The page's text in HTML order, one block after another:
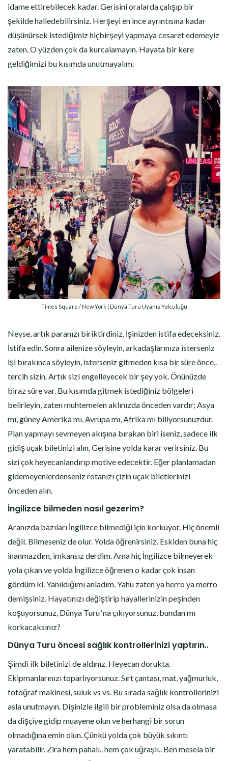
idame ettirebilecek kadar. Gerisini oralarda çalışıp bir
şekilde halledebilirsiniz. Herşeyi en ince ayrıntısına kadar
düşünürsek istediğimiz hiçbirşeyi yapmaya cesaret edemeyiz
zaten. O yüzden çok da kurcalamayın. Hayata bir kere
geldiğimizi bu kısımda unutmayalım.
Times Square / New York | Dünya Turu Uyanış Yolculuğu
Neyse, artık paranızı biriktirdiniz. İşinizden istifa edeceksiniz.
İstifa edin. Sonra ailenize söyleyin, arkadaşlarınıza isterseniz
işi bırakınca söyleyin, isterseniz gitmeden kısa bir süre önce..
tercih sizin. Artık sizi engelleyecek bir şey yok. Önünüzde
biraz süre var. Bu kısımda gitmek istediğiniz bölgeleri
belirleyin, zaten muhtemelen aklınızda önceden vardır; Asya
mı, güney Amerika mı, Avrupa mı, Afrika mı biliyorsunuzdur.
Plan yapmayı sevmeyen akışına bırakan biri iseniz, sadece ilk
gidiş uçak biletinizi alın. Gerisine yolda karar verirsiniz. Bu
sizi çok heyecanlandırıp motive edecektir. Eğer planlamadan
gidemeyenlerdenseniz rotanızı çizin uçak biletlerinizi
önceden alın.
İngilizce bilmeden nasıl gezerim?
Aranızda bazıları İngilizce bilmediği için korkuyor. Hiç önemli
değil. Bilmeseniz de olur. Yolda öğrenirsiniz. Eskiden buna hiç
inanmazdım, imkansız derdim. Ama hiç İngilizce bilmeyerek
yola çıkan ve yolda İngilizce öğrenen o kadar çok insan
gördüm ki. Yanıldığımı anladım. Yahu zaten ya herro ya merro
demişsiniz. Hayatınızı değiştirip hayallerinizin peşinden
koşuyorsunuz, Dünya Turu ‘na çıkıyorsunuz, bundan mı
korkacaksınız?
Dünya Turu öncesi sağlık kontrollerinizi yaptırın..
Şimdi ilk biletinizi de aldınız. Heyecan dorukta.
Ekipmanlarınızı toparlıyorsunuz. Sırt çantası, mat, yağmurluk,
fotoğraf makinesi, suluk vs vs. Bu sırada sağlık kontrollerinizi
asla unutmayın. Dişinizle ilgili bir probleminiz olsa da olmasa
da dişçiye gidip muayene olun ve herhangi bir sorun
olmadığına emin olun. Çünkü yolda çok büyük sıkıntı
yaratabilir. Zira hem pahalı.. hem çok uğraşlı.. Ben mesela bir